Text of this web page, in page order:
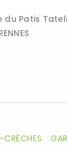
du Patis